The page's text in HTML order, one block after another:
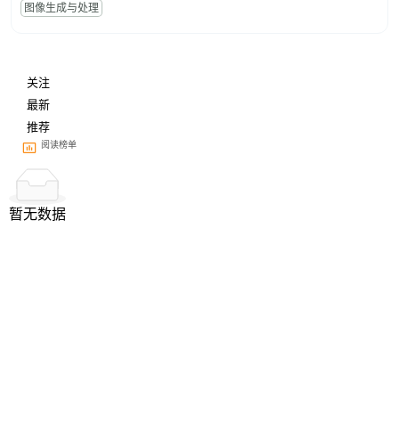
图像生成与处理
关注
最新
推荐
阅读榜单
暂无数据